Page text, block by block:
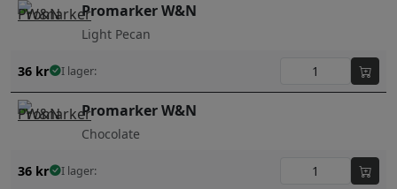
Promarker W&N
Light Pecan
36 kr I lager:
Promarker W&N
Chocolate
36 kr I lager: